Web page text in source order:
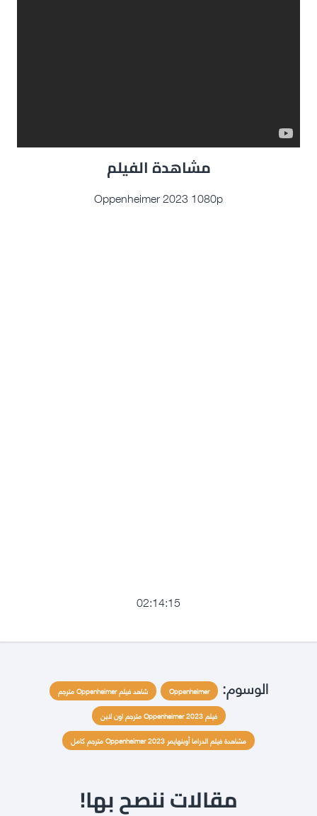
مشاهدة الفيلم
Oppenheimer 2023 1080p
02:14:15
الوسوم: Oppenheimer
شاهد فيلم Oppenheimer مترجم
فيلم Oppenheimer 2023 مترجم اون لاين
مشاهدة فيلم الدراما أوبنهايمر Oppenheimer 2023 مترجم كامل
مقالات ننصح بها!